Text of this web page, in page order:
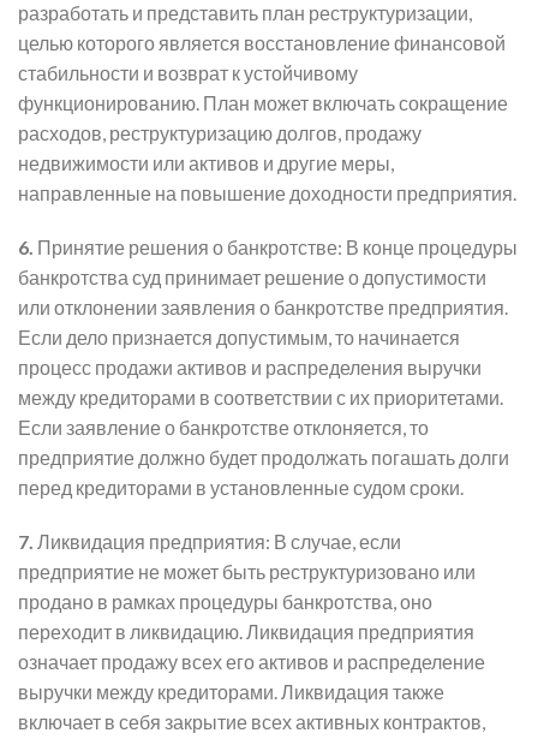
разработать и представить план реструктуризации,
целью которого является восстановление финансовой
стабильности и возврат к устойчивому
функционированию. План может включать сокращение
расходов, реструктуризацию долгов, продажу
недвижимости или активов и другие меры,
направленные на повышение доходности предприятия.
6. Принятие решения о банкротстве: В конце процедуры
банкротства суд принимает решение о допустимости
или отклонении заявления о банкротстве предприятия.
Если дело признается допустимым, то начинается
процесс продажи активов и распределения выручки
между кредиторами в соответствии с их приоритетами.
Если заявление о банкротстве отклоняется, то
предприятие должно будет продолжать погашать долги
перед кредиторами в установленные судом сроки.
7. Ликвидация предприятия: В случае, если
предприятие не может быть реструктуризовано или
продано в рамках процедуры банкротства, оно
переходит в ликвидацию. Ликвидация предприятия
означает продажу всех его активов и распределение
выручки между кредиторами. Ликвидация также
включает в себя закрытие всех активных контрактов,